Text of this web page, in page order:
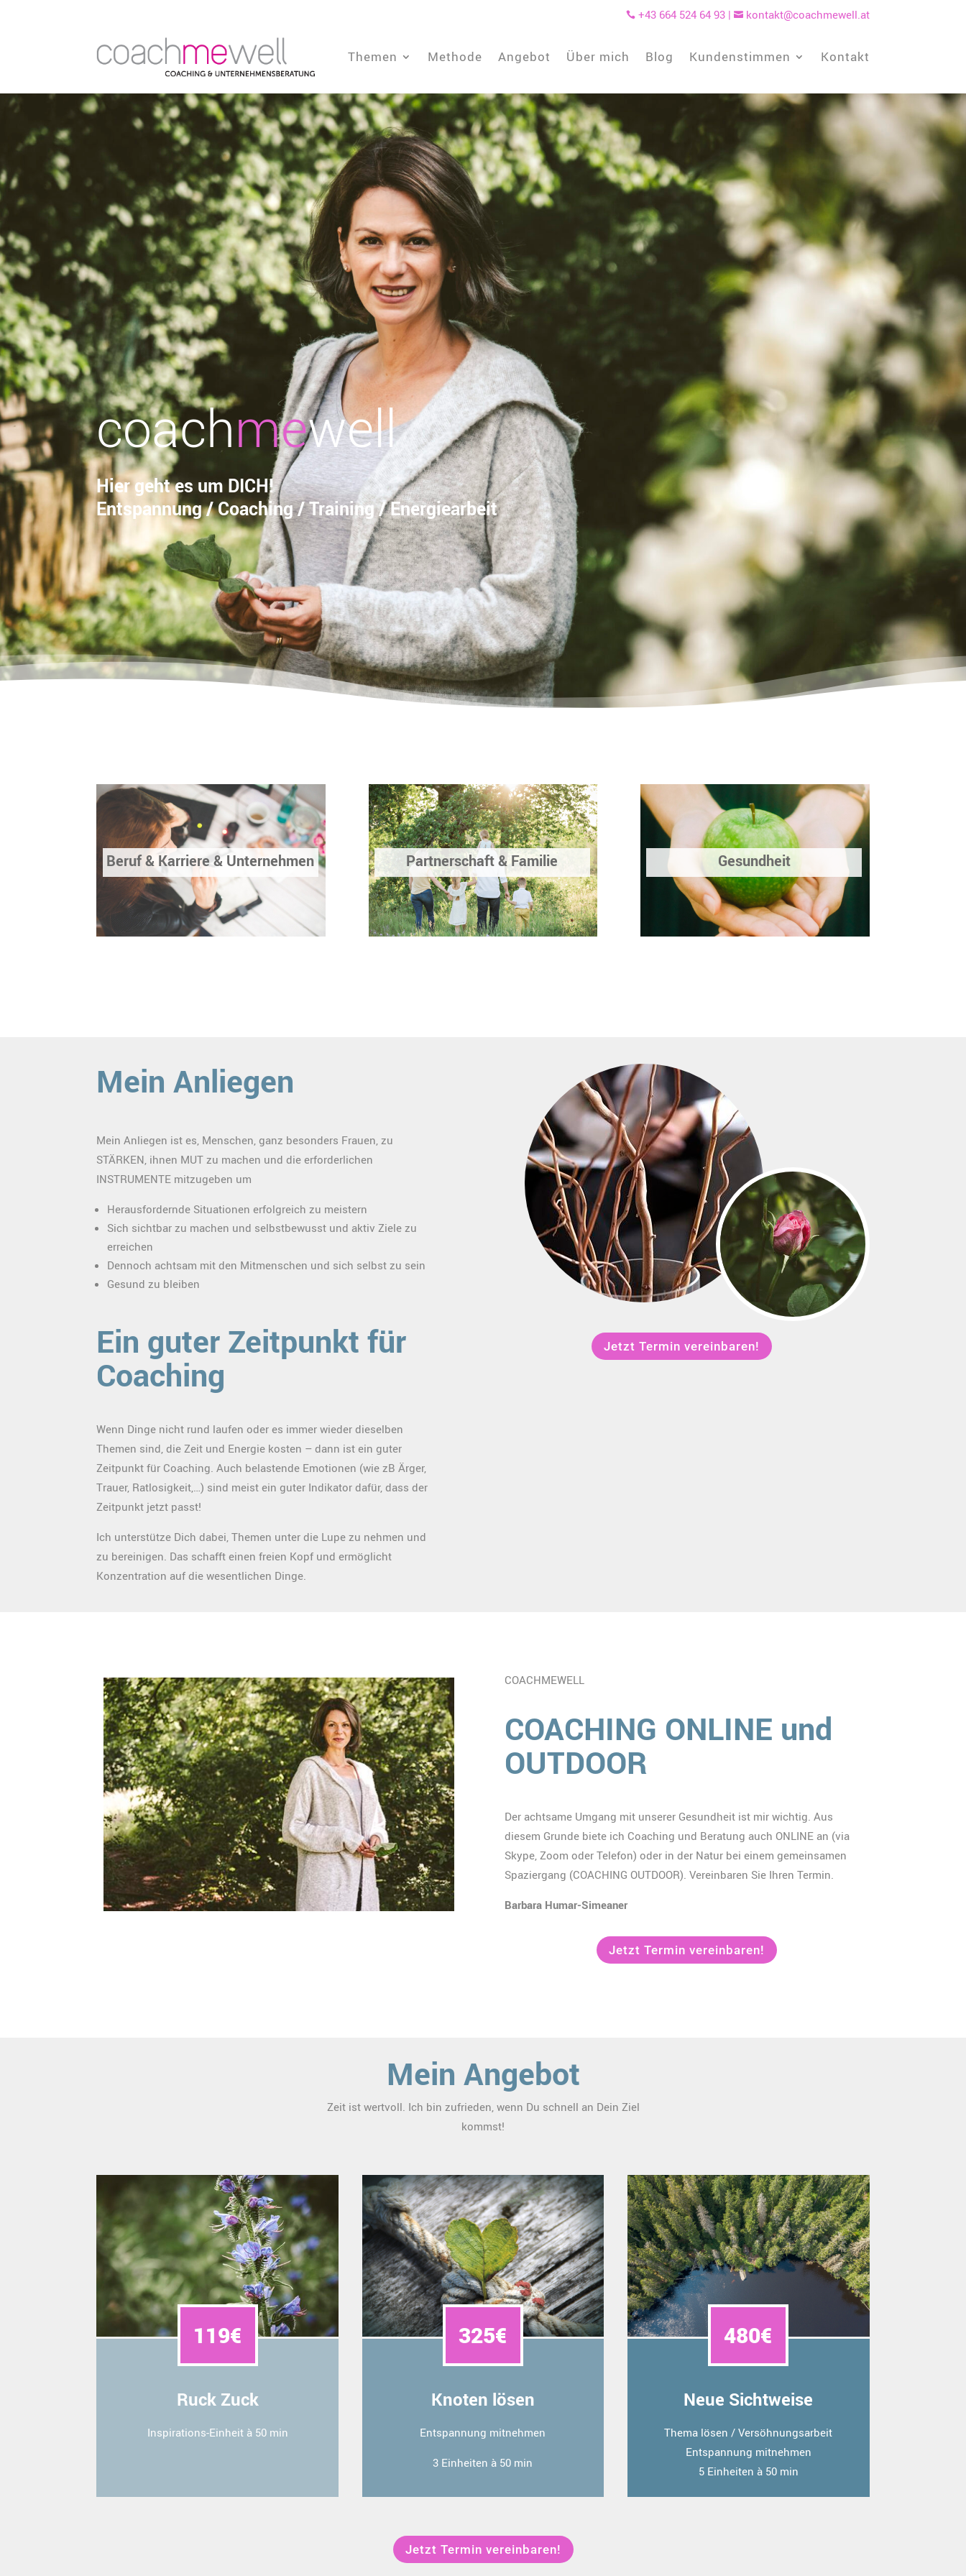
 +43 664 524 64 93| kontakt@coachmewell.at
Themen Methode Angebot Über mich Blog Kundenstimmen Kontakt
coachmewell
Hier geht es um DICH!
Entspannung / Coaching / Training / Energiearbeit
Beruf & Karriere & Unternehmen Partnerschaft & Familie Gesundheit
Mein Anliegen
Mein Anliegen ist es, Menschen, ganz besonders Frauen, zu
STÄRKEN, ihnen MUT zu machen und die erforderlichen
INSTRUMENTE mitzugeben um
Herausfordernde Situationen erfolgreich zu meistern
Sich sichtbar zu machen und selbstbewusst und aktiv Ziele zu
erreichen
Dennoch achtsam mit den Mitmenschen und sich selbst zu sein
Gesund zu bleiben
Ein guter Zeitpunkt für
Coaching
Wenn Dinge nicht rund laufen oder es immer wieder dieselben
Themen sind, die Zeit und Energie kosten – dann ist ein guter
Zeitpunkt für Coaching. Auch belastende Emotionen (wie zB Ärger,
Trauer, Ratlosigkeit,…) sind meist ein guter Indikator dafür, dass der
Zeitpunkt jetzt passt!
Ich unterstütze Dich dabei, Themen unter die Lupe zu nehmen und
zu bereinigen. Das schafft einen freien Kopf und ermöglicht
Konzentration auf die wesentlichen Dinge.
Jetzt Termin vereinbaren!
COACHMEWELL
COACHING ONLINE und
OUTDOOR
Der achtsame Umgang mit unserer Gesundheit ist mir wichtig. Aus
diesem Grunde biete ich Coaching und Beratung auch ONLINE an (via
Skype, Zoom oder Telefon) oder in der Natur bei einem gemeinsamen
Spaziergang (COACHING OUTDOOR). Vereinbaren Sie Ihren Termin.
Barbara Humar-Simeaner
Jetzt Termin vereinbaren!
Mein Angebot
Zeit ist wertvoll. Ich bin zufrieden, wenn Du schnell an Dein Ziel
kommst!
119€
Ruck Zuck
Inspirations-Einheit à 50 min
325€
Knoten lösen
Entspannung mitnehmen
3 Einheiten à 50 min
480€
Neue Sichtweise
Thema lösen / Versöhnungsarbeit
Entspannung mitnehmen
5 Einheiten à 50 min
Jetzt Termin vereinbaren!